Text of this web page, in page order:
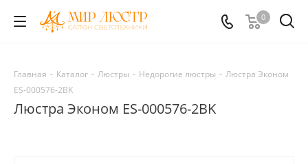
0
Главная - Каталог - Люстры - Недорогие люстры - Люстра Эконом
ES-000576-2BK
Люстра Эконом ES-000576-2BK